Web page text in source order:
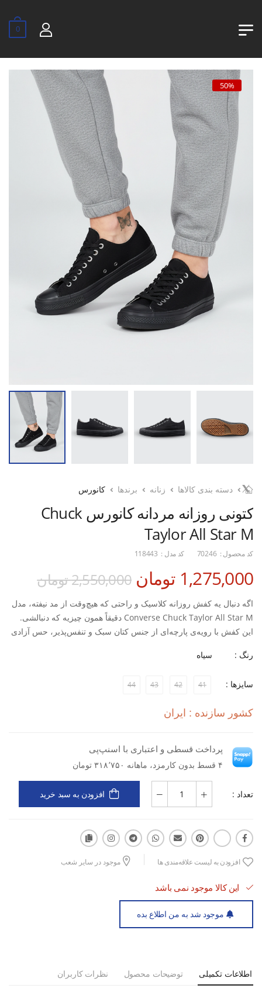
0
50%
دسته بندی کالاها زنانه برندها کانورس
کتونی روزانه مردانه کانورس Chuck
Taylor All Star M
کد محصول : 70246 کد مدل : 118443
1,275,000 تومان 2,550,000 تومان
اگه دنبال یه کفش روزانه کلاسیک و راحتی که هیچ‌وقت از مد نیفته، مدل
Converse Chuck Taylor All Star M دقیقاً همون چیزیه که دنبالشی.
این کفش با رویه‌ی پارچه‌ای از جنس کتان سبک و تنفس‌پذیر، حس آزادی
هم باعث می‌شه با هر استایل کژوال یا نیمه‌اسپرتی راحت ست بشه.
زیره‌ی لاستیکی مقاوم و ضدلغزش اون، چسبندگی خوبی روی سطوح
کنه، چه برای پیاده‌روی روزانه، چه برای استایل شهری و روزمره.
رویه از کتان سبک، خنک و بادوام
طراحی کلاسیک و همیشه جذاب
مناسب برای استایل روزانه و خیابانی
رنگ : سیاه
سایزها : 41
42
43
44
کشور سازنده : ایران
پرداخت قسطی و اعتباری با اسنپ‌پی
۴ قسط بدون کارمزد، ماهانه ۳۱۸٬۷۵۰ تومان
تعداد : افزودن به سبد خرید
افزودن به لیست علاقه‌مندی ها موجود در سایر شعب
این کالا موجود نمی باشد
موجود شد به من اطلاع بده
اطلاعات تکمیلی توضیحات محصول نظرات کاربران